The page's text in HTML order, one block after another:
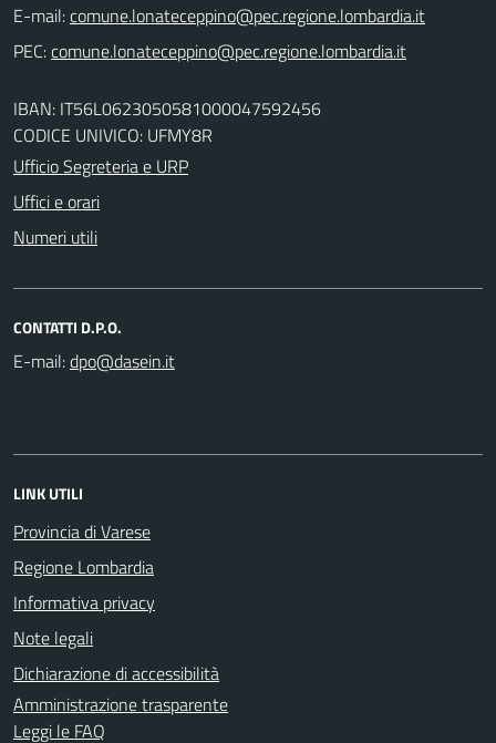
E-mail:
PEC:
IBAN: IT56L0623050581000047592456
CODICE UNIVICO: UFMY8R
Ufficio Segreteria e URP
Uffici e orari
Numeri utili
CONTATTI D.P.O.
E-mail:
LINK UTILI
Provincia di Varese
Regione Lombardia
Informativa privacy
Note legali
Dichiarazione di accessibilità
Amministrazione trasparente
Leggi le FAQ